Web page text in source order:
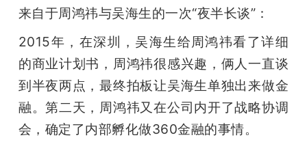
来自于周鸿祎与吴海生的一次“夜半长谈”：
2015年，在深圳，吴海生给周鸿祎看了详细
的商业计划书，周鸿祎很感兴趣，俩人一直谈
到半夜两点，最终拍板让吴海生单独出来做金
融。第二天，周鸿祎又在公司内开了战略协调
会，确定了内部孵化做360金融的事情。